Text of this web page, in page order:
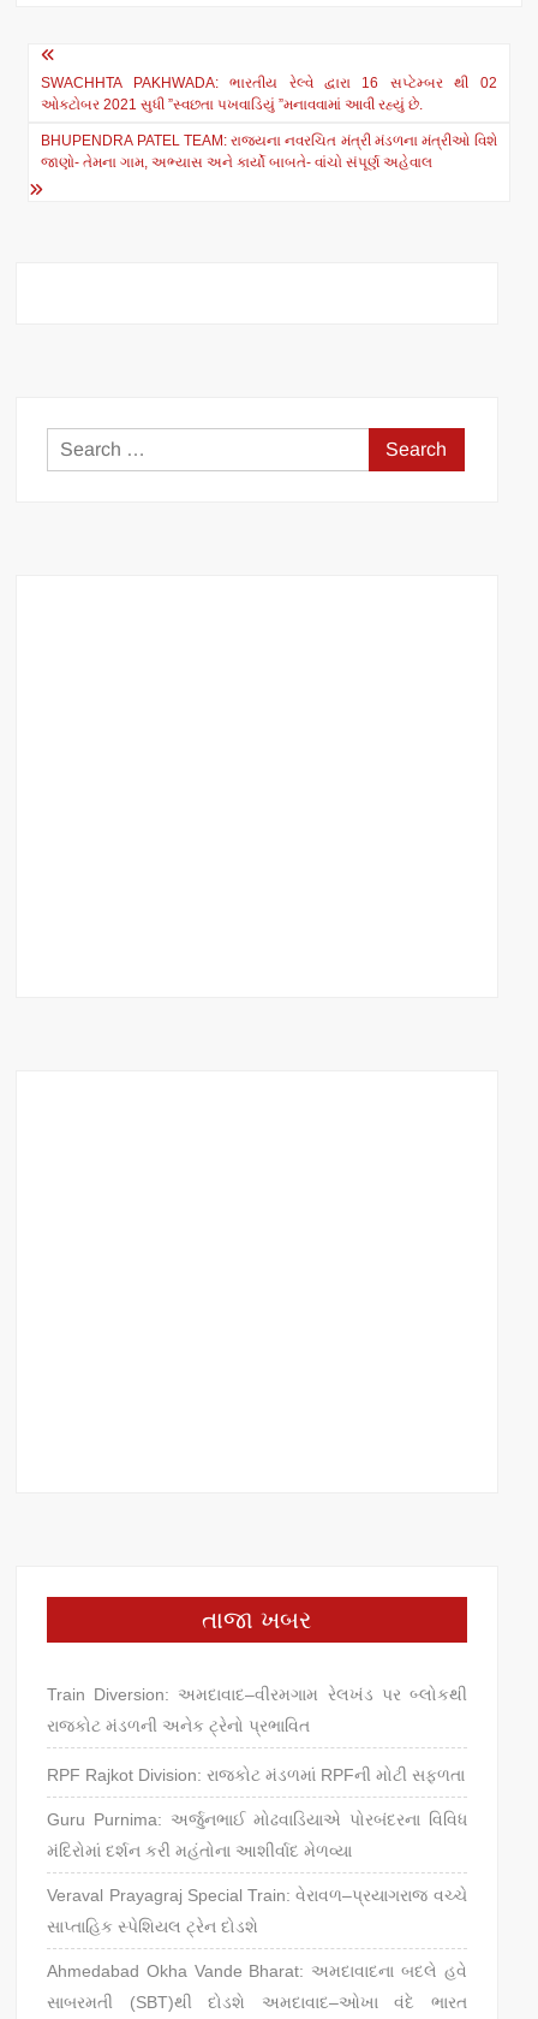
s
A
p
p
e
b
o
o
Post
navigation
SWACHHTA PAKHWADA: ભારતીય રેલ્વે દ્વારા 16 સપ્ટેમ્બર થી 02
ઓક્ટોબર 2021 સુધી ”સ્વછતા પખવાડિયું ”મનાવવામાં આવી રહ્યું છે.
BHUPENDRA PATEL TEAM: રાજ્યના નવરચિત મંત્રી મંડળના મંત્રીઓ વિશે
જાણો- તેમના ગામ, અભ્યાસ અને કાર્યો બાબતે- વાંચો સંપૂર્ણ અહેવાલ
Search
તાજા ખબર
Train Diversion: અમદાવાદ–વીરમગામ રેલખંડ પર બ્લોકથી
રાજકોટ મંડળની અનેક ટ્રેનો પ્રભાવિત
RPF Rajkot Division: રાજકોટ મંડળમાં RPFની મોટી સફળતા
Guru Purnima: અર્જુનભાઈ મોઢવાડિયાએ પોરબંદરના વિવિધ
મંદિરોમાં દર્શન કરી મહંતોના આશીર્વાદ મેળવ્યા
Veraval Prayagraj Special Train: વેરાવળ–પ્રયાગરાજ વચ્ચે
સાપ્તાહિક સ્પેશિયલ ટ્રેન દોડશે
Ahmedabad Okha Vande Bharat: અમદાવાદના બદલે હવે
સાબરમતી (SBT)થી દોડશે અમદાવાદ–ઓખા વંદે ભારત